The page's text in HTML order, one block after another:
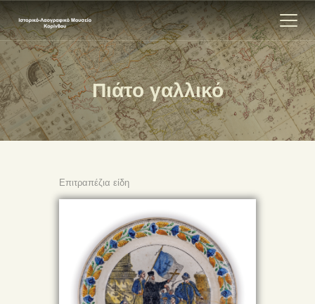
Πιάτο γαλλικό
ΑΡΧΙΚΗ
ΕΚΘΕΣΗ
ΣΧΕΤΙΚΑ
Επιτραπέζια είδη